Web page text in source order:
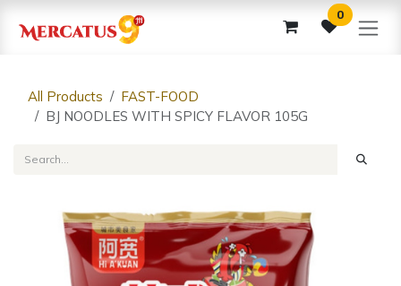
0
All Products
FAST-FOOD
BJ NOODLES WITH SPICY FLAVOR 105G